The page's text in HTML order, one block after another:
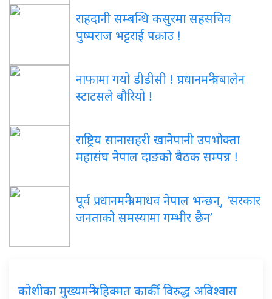
राहदानी सम्बन्धि कसुरमा सहसचिव
पुष्पराज भट्टराई पक्राउ !
नाफामा गयो डीडीसी ! प्रधानमन्त्री बालेन
स्टाटसले बौरियो !
राष्ट्रिय सानासहरी खानेपानी उपभोक्ता
महासंघ नेपाल दाङको बैठक सम्पन्न !
पूर्व प्रधानमन्त्री माधव नेपाल भन्छन्, ‘सरकार
जनताको समस्यामा गम्भीर छैन’
कोशीका मुख्यमन्त्री हिक्मत कार्की विरुद्ध अविश्वास